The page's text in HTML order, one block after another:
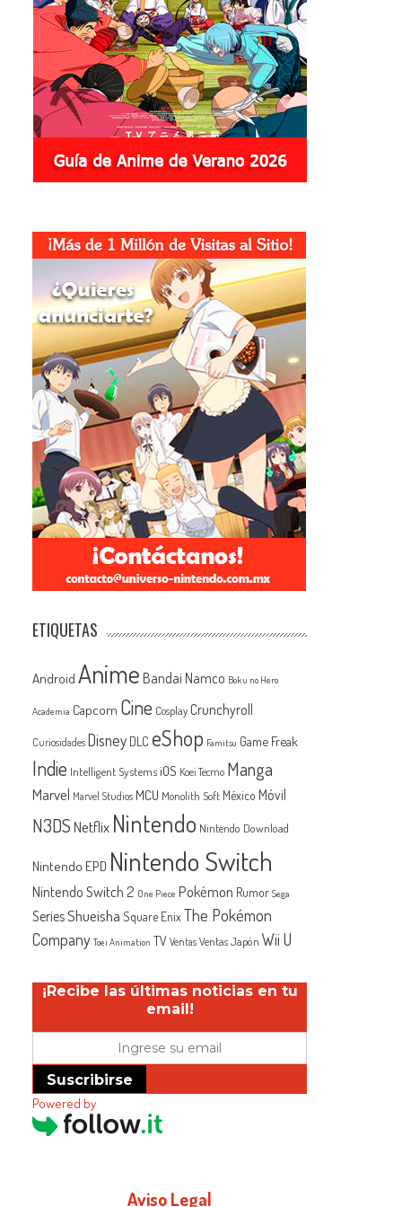
ETIQUETAS
Android Anime Bandai Namco Boku no Hero
Academia Capcom Cine Cosplay Crunchyroll
Curiosidades Disney DLC eShop Famitsu Game Freak
Indie Intelligent Systems iOS Koei Tecmo Manga
Marvel Marvel Studios MCU Monolith Soft México Móvil
N3DSNetflix Nintendo Nintendo Download
Nintendo EPD Nintendo Switch
Nintendo Switch 2 One Piece Pokémon Rumor Sega
SeriesShueisha Square EnixThe Pokémon
Company Toei Animation TV Ventas Ventas Japón Wii U
¡Recibe las últimas noticias en tu
email!
Suscribirse
Powered by
Aviso Legal